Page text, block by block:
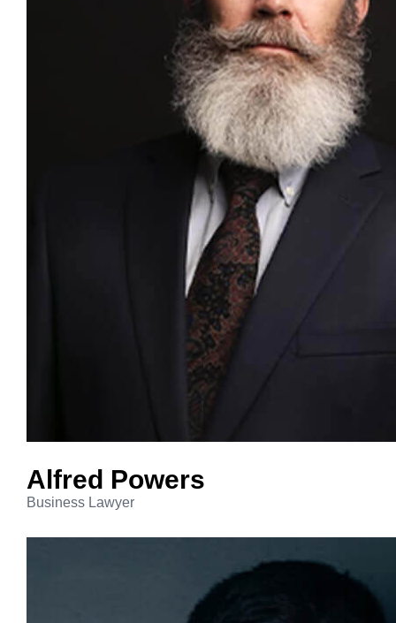
Alfred Powers
Business Lawyer